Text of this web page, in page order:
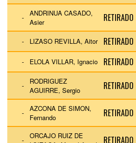
-
ANDRINUA CASADO,
Asier
RETIRADO
- LIZASO REVILLA, Aitor RETIRADO
- ELOLA VILLAR, Ignacio RETIRADO
-
RODRIGUEZ
AGUIRRE, Sergio
RETIRADO
-
AZCONA DE SIMON,
Fernando
RETIRADO
-
ORCAJO RUIZ DE
RETIRADO